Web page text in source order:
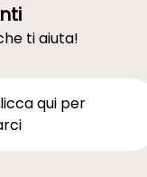
ti aiuta!
qui per